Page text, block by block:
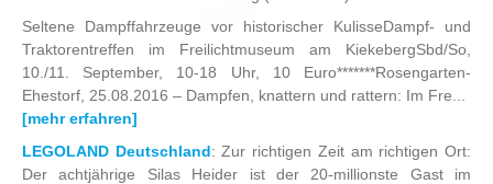
Seltene Dampffahrzeuge vor historischer KulisseDampf- und
Traktorentreffen im Freilichtmuseum am KiekebergSbd/So,
10./11. September, 10-18 Uhr, 10 Euro*******Rosengarten-
Ehestorf, 25.08.2016 – Dampfen, knattern und rattern: Im Fre...
[mehr erfahren]
LEGOLAND Deutschland: Zur richtigen Zeit am richtigen Ort:
Der achtjährige Silas Heider ist der 20-millionste Gast im